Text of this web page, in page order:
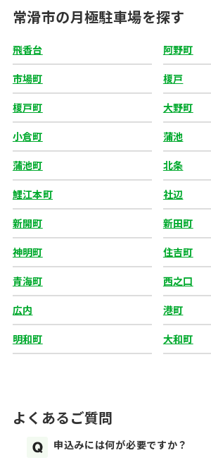
常滑市の月極駐車場を探す
飛香台 阿野町
市場町 榎戸
榎戸町 大野町
小倉町 蒲池
蒲池町 北条
鯉江本町 社辺
新開町 新田町
神明町 住吉町
青海町 西之口
広内 港町
明和町 大和町
よくあるご質問
申込みには何が必要ですか？